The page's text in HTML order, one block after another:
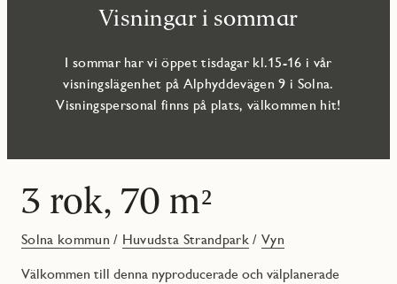
Visningar i sommar
I sommar har vi öppet tisdagar kl.15-16 i vår
visningslägenhet på Alphyddevägen 9 i Solna.
Visningspersonal finns på plats, välkommen hit!
3 rok, 70 m²
Solna kommun / Huvudsta Strandpark / Vyn
Välkommen till denna nyproducerade och välplanerade